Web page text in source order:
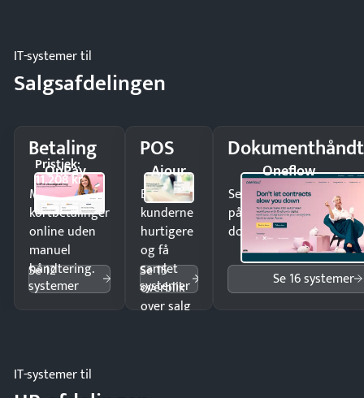
IT-systemer til
Salgsafdelingen
Betaling
OnPay
Pristjek:
11.208 kr
Modtag
kortbetalinger
online uden
manuel
håndtering.
Se 12
systemer
POS
Ajour
Ekspedér
kunderne
hurtigere
og få
samlet
overblik
over salg
Se 15
systemer
Oneflow
Send kontrakter til
på minutter og mist
dokumenter.
Se 16 systemer
IT-systemer til